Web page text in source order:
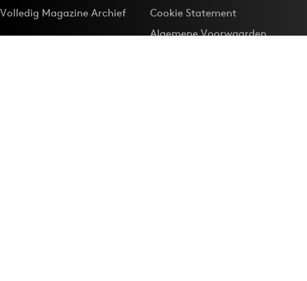
Volledig Magazine Archief
Cookie Statement
Algemene Voorwaarden